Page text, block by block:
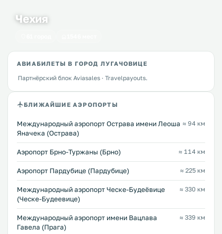
Чехия
АВИАБИЛЕТЫ В ГОРОД ЛУГАЧОВИЦЕ
Партнёрский блок Aviasales · Travelpayouts.
БЛИЖАЙШИЕ АЭРОПОРТЫ
Международный аэропорт Острава имени Леоша
Яначека (Острава)
≈ 94 км
Аэропорт Брно-Туржаны (Брно) ≈ 114 км
Аэропорт Пардубице (Пардубице) ≈ 225 км
Международный аэропорт Ческе-Будеёвице
(Ческе-Будеевице)
≈ 330 км
Международный аэропорт имени Вацлава
Гавела (Прага)
≈ 339 км